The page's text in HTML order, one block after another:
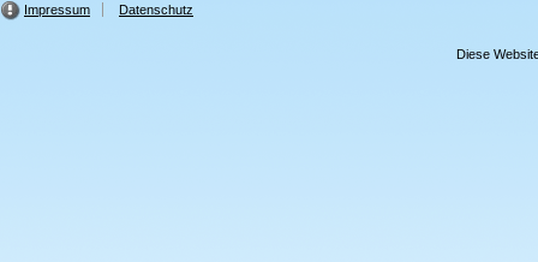
Impressum Datenschutz
Diese